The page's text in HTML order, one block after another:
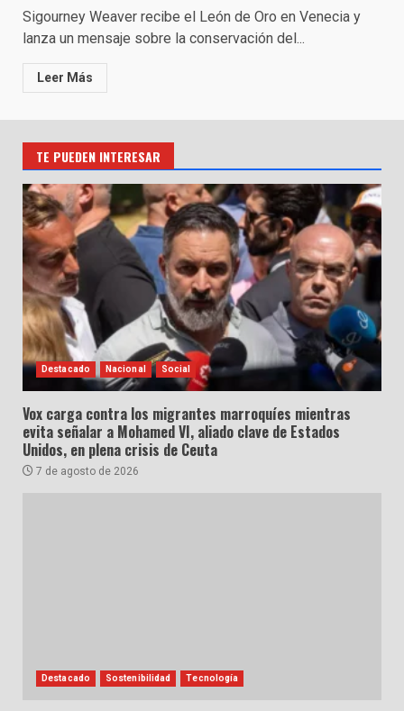
Sigourney Weaver recibe el León de Oro en Venecia y
lanza un mensaje sobre la conservación del...
Leer Más
TE PUEDEN INTERESAR
Destacado Nacional Social
Vox carga contra los migrantes marroquíes mientras
evita señalar a Mohamed VI, aliado clave de Estados
Unidos, en plena crisis de Ceuta
7 de agosto de 2026
Destacado Sostenibilidad Tecnología